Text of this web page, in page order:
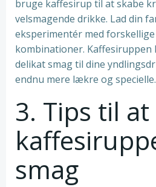
bruge kaffesirup til at skabe
velsmagende drikke. Lad din
eksperimentér med
kombinationer.
delikat smag til dine
endnu mere lækre og specielle.
3. Tips til
smag